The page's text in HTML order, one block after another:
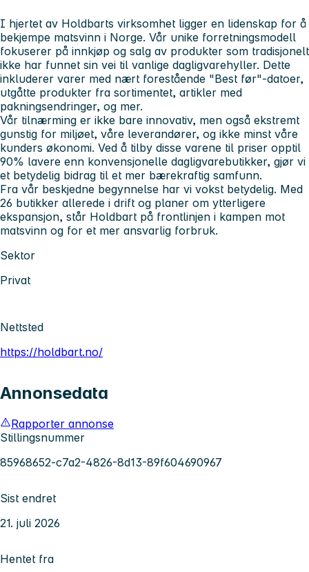
I hjertet av Holdbarts virksomhet ligger en lidenskap for å
bekjempe matsvinn i Norge. Vår unike forretningsmodell
fokuserer på innkjøp og salg av produkter som tradisjonelt
ikke har funnet sin vei til vanlige dagligvarehyller. Dette
inkluderer varer med nært forestående "Best før"-datoer,
utgåtte produkter fra sortimentet, artikler med
pakningsendringer, og mer.
Vår tilnærming er ikke bare innovativ, men også ekstremt
gunstig for miljøet, våre leverandører, og ikke minst våre
kunders økonomi. Ved å tilby disse varene til priser opptil
90% lavere enn konvensjonelle dagligvarebutikker, gjør vi
et betydelig bidrag til et mer bærekraftig samfunn.
Fra vår beskjedne begynnelse har vi vokst betydelig. Med
26 butikker allerede i drift og planer om ytterligere
ekspansjon, står Holdbart på frontlinjen i kampen mot
matsvinn og for et mer ansvarlig forbruk.
Sektor
Privat
Nettsted
https://holdbart.no/
Annonsedata
Rapporter annonse
Stillingsnummer
85968652-c7a2-4826-8d13-89f604690967
Sist endret
21. juli 2026
Hentet fra